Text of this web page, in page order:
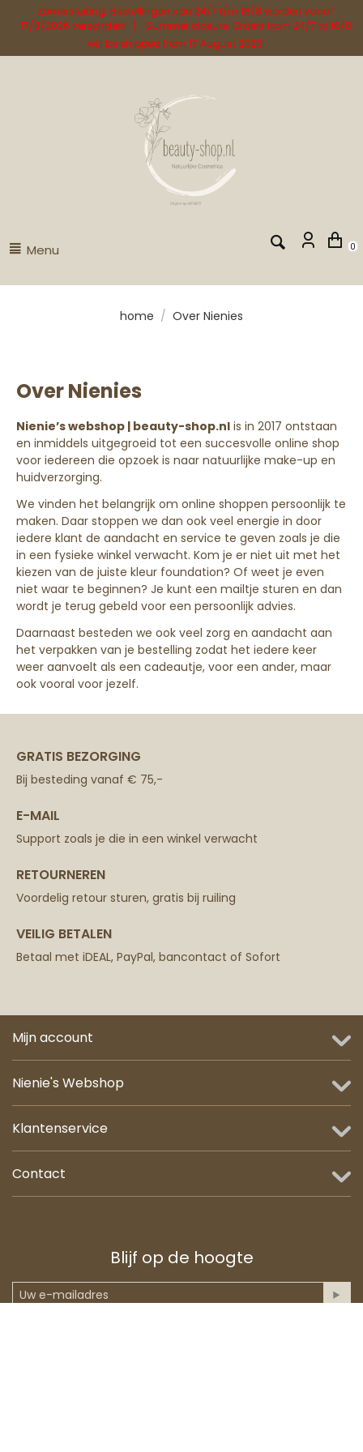
Zomersluiting: Bestellingen van 24/7 t/m 16/8 worden vanaf
17/8/2026 verzonden! | Summer closure: Orders from 24/7 to 16/8
will be shipped from 17 August 2026!
Menu 0
home / Over Nienies
Over Nienies
Nienie’s webshop | beauty-shop.nl is in 2017 ontstaan
en inmiddels uitgegroeid tot een succesvolle online shop
voor iedereen die opzoek is naar natuurlijke make-up en
huidverzorging.
We vinden het belangrijk om online shoppen persoonlijk te
maken. Daar stoppen we dan ook veel energie in door
iedere klant de aandacht en service te geven zoals je die
in een fysieke winkel verwacht. Kom je er niet uit met het
kiezen van de juiste kleur foundation? Of weet je even
niet waar te beginnen? Je kunt een mailtje sturen en dan
wordt je terug gebeld voor een persoonlijk advies.
Daarnaast besteden we ook veel zorg en aandacht aan
het verpakken van je bestelling zodat het iedere keer
weer aanvoelt als een cadeautje, voor een ander, maar
ook vooral voor jezelf.
GRATIS BEZORGING
Bij besteding vanaf € 75,-
E-MAIL
Support zoals je die in een winkel verwacht
RETOURNEREN
Voordelig retour sturen, gratis bij ruiling
VEILIG BETALEN
Betaal met iDEAL, PayPal, bancontact of Sofort
Mijn account
Nienie's Webshop
Klantenservice
Contact
Blijf op de hoogte